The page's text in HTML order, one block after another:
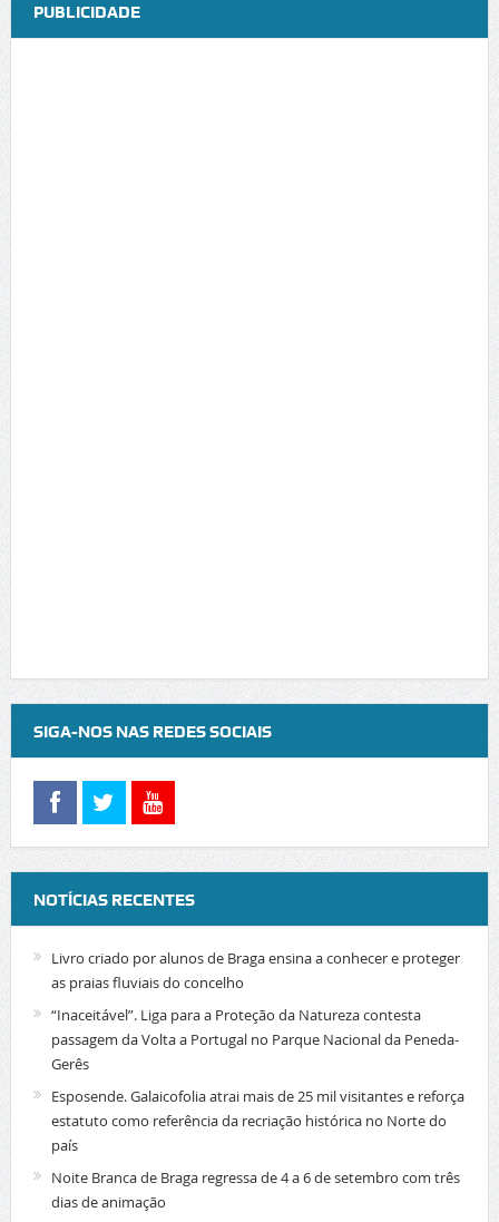
PUBLICIDADE
SIGA-NOS NAS REDES SOCIAIS
NOTÍCIAS RECENTES
Livro criado por alunos de Braga ensina a conhecer e proteger
as praias fluviais do concelho
“Inaceitável”. Liga para a Proteção da Natureza contesta
passagem da Volta a Portugal no Parque Nacional da Peneda-
Gerês
Esposende. Galaicofolia atrai mais de 25 mil visitantes e reforça
estatuto como referência da recriação histórica no Norte do
país
Noite Branca de Braga regressa de 4 a 6 de setembro com três
dias de animação